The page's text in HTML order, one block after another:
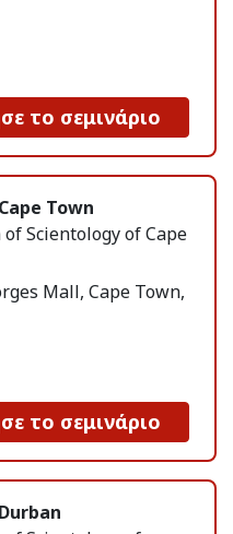
το σεμινάριο
Town
Scientology of Cape
Mall, Cape Town,
το σεμινάριο